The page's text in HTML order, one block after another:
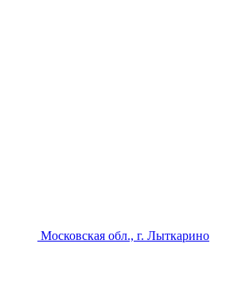
Московская обл., г. Лыткарино